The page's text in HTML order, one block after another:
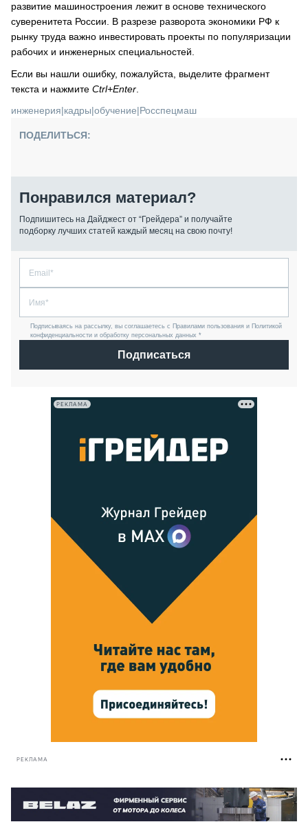
развитие машиностроения лежит в основе технического
суверенитета России. В разрезе разворота экономики РФ к
рынку труда важно инвестировать проекты по популяризации
рабочих и инженерных специальностей.
Если вы нашли ошибку, пожалуйста, выделите фрагмент
текста и нажмите Ctrl+Enter
инженерия|кадры|обучение|Росспецмаш
ПОДЕЛИТЬСЯ:
Понравился материал?
Подпишитесь на Дайджест от “Грейдера” и получайте
подборку лучших статей каждый месяц на свою почту!
Подписываясь на рассылку, вы соглашаетесь с Правилами пользования и Политикой
конфиденциальности и обработку персональных данных *
Подписаться
РЕКЛАМА
РЕКЛАМА